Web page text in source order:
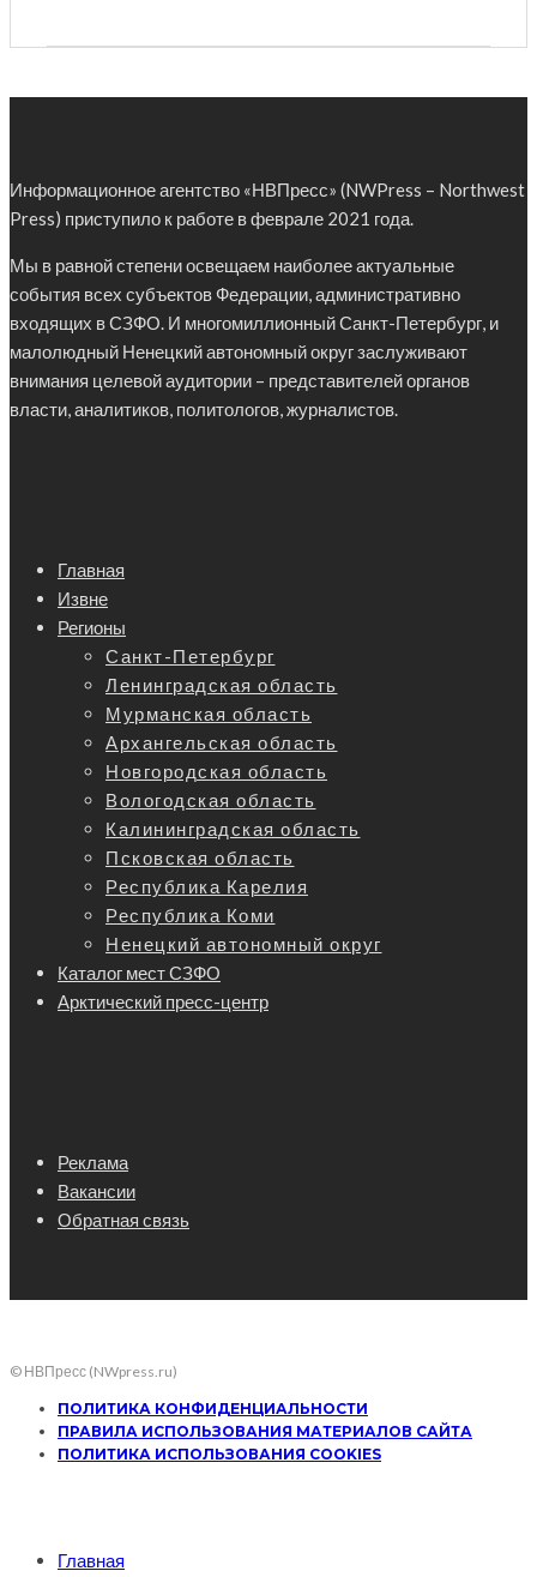
Информационное агентство «НВПресс» (NWPress – Northwest
Press) приступило к работе в феврале 2021 года.
Мы в равной степени освещаем наиболее актуальные
события всех субъектов Федерации, административно
входящих в СЗФО. И многомиллионный Санкт-Петербург, и
малолюдный Ненецкий автономный округ заслуживают
внимания целевой аудитории – представителей органов
власти, аналитиков, политологов, журналистов.
Главная
Извне
Регионы
Санкт-Петербург
Ленинградская область
Мурманская область
Архангельская область
Новгородская область
Вологодская область
Калининградская область
Псковская область
Республика Карелия
Республика Коми
Ненецкий автономный округ
Каталог мест СЗФО
Арктический пресс-центр
Реклама
Вакансии
Обратная связь
© НВПресс (NWpress.ru)
ПОЛИТИКА КОНФИДЕНЦИАЛЬНОСТИ
ПРАВИЛА ИСПОЛЬЗОВАНИЯ МАТЕРИАЛОВ САЙТА
ПОЛИТИКА ИСПОЛЬЗОВАНИЯ COOKIES
Главная